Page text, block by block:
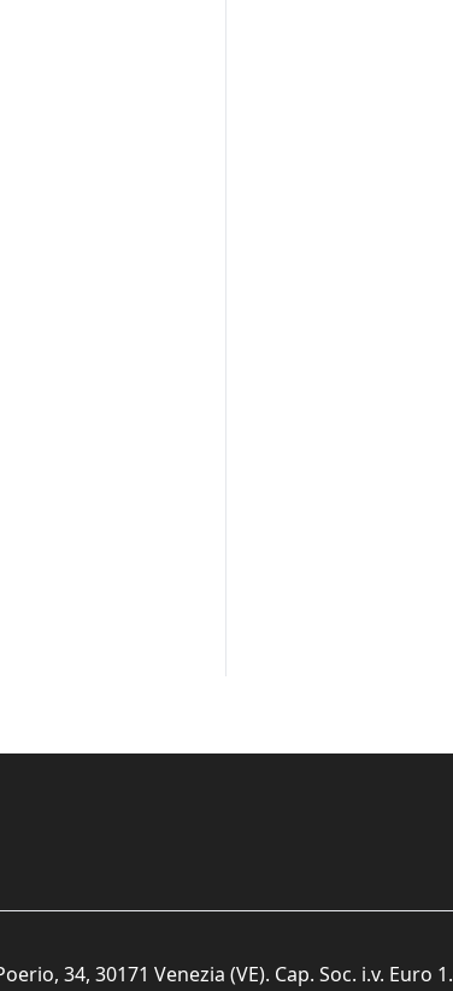
34, 30171 Venezia (VE). Cap. Soc. i.v. Euro